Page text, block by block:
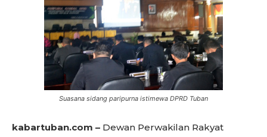
Suasana sidang paripurna istimewa DPRD Tuban
kabartuban.com – Dewan Perwakilan Rakyat